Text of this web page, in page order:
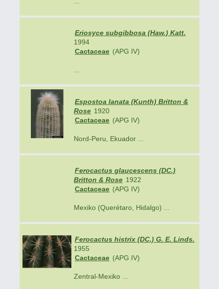
Eriosyce subgibbosa (Haw.) Katt.
1994
Cactaceae (APG IV)
Espostoa lanata (Kunth) Britton &
Rose 1920
Cactaceae (APG IV)
Nord-Peru, Ekuador ...
Ferocactus glaucescens (DC.)
Britton & Rose 1922
Cactaceae (APG IV)
Mexiko (Querétaro, Hidalgo) ...
Ferocactus histrix (DC.) G. E. Linds.
1955
Cactaceae (APG IV)
Zentral-Mexiko ...